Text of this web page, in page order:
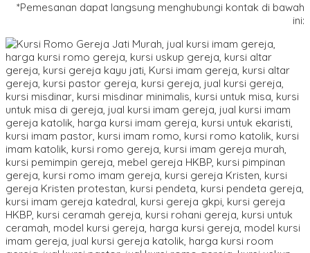
*Pemesanan dapat langsung menghubungi kontak di bawah
ini: